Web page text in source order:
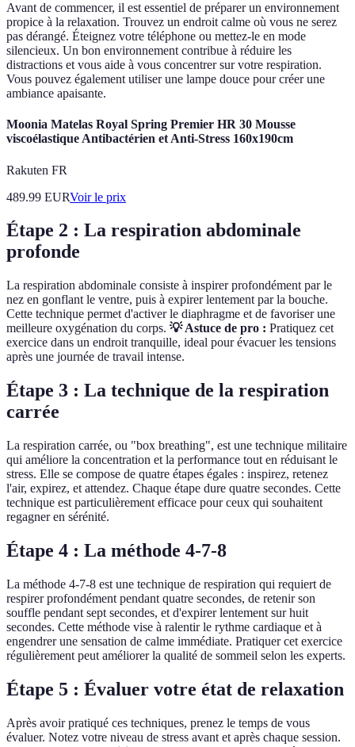
Avant de commencer, il est essentiel de préparer un environnement
propice à la relaxation. Trouvez un endroit calme où vous ne serez
pas dérangé. Éteignez votre téléphone ou mettez-le en mode
silencieux. Un bon environnement contribue à réduire les
distractions et vous aide à vous concentrer sur votre respiration.
Vous pouvez également utiliser une lampe douce pour créer une
ambiance apaisante.
Moonia Matelas Royal Spring Premier HR 30 Mousse
viscoélastique Antibactérien et Anti-Stress 160x190cm
Rakuten FR
489.99 EURVoir le prix
Étape 2 : La respiration abdominale
profonde
La respiration abdominale consiste à inspirer profondément par le
nez en gonflant le ventre, puis à expirer lentement par la bouche.
Cette technique permet d'activer le diaphragme et de favoriser une
meilleure oxygénation du corps. 💡 Astuce de pro : Pratiquez cet
exercice dans un endroit tranquille, ideal pour évacuer les tensions
après une journée de travail intense.
Étape 3 : La technique de la respiration
carrée
La respiration carrée, ou "box breathing", est une technique militaire
qui améliore la concentration et la performance tout en réduisant le
stress. Elle se compose de quatre étapes égales : inspirez, retenez
l'air, expirez, et attendez. Chaque étape dure quatre secondes. Cette
technique est particulièrement efficace pour ceux qui souhaitent
regagner en sérénité.
Étape 4 : La méthode 4-7-8
La méthode 4-7-8 est une technique de respiration qui requiert de
respirer profondément pendant quatre secondes, de retenir son
souffle pendant sept secondes, et d'expirer lentement sur huit
secondes. Cette méthode vise à ralentir le rythme cardiaque et à
engendrer une sensation de calme immédiate. Pratiquer cet exercice
régulièrement peut améliorer la qualité de sommeil selon les experts.
Étape 5 : Évaluer votre état de relaxation
Après avoir pratiqué ces techniques, prenez le temps de vous
évaluer. Notez votre niveau de stress avant et après chaque session.